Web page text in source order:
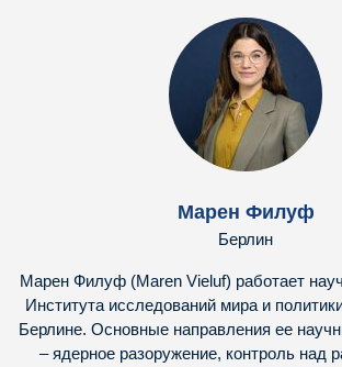
Марен Филуф
Берлин
Марен Филуф (Maren Vieluf) работает
Института исследований мира и
Берлине. Основные направления ее
– ядерное разоружение, контроль над